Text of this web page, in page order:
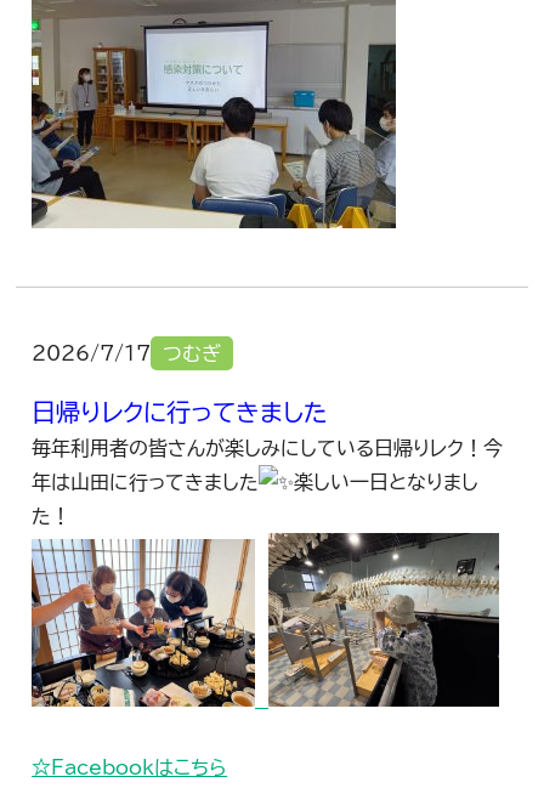
2026/7/17 つむぎ
日帰りレクに行ってきました
毎年利用者の皆さんが楽しみにしている日帰りレク！今
年は山田に行ってきました
楽しい一日となりまし
た！
☆Facebookはこちら